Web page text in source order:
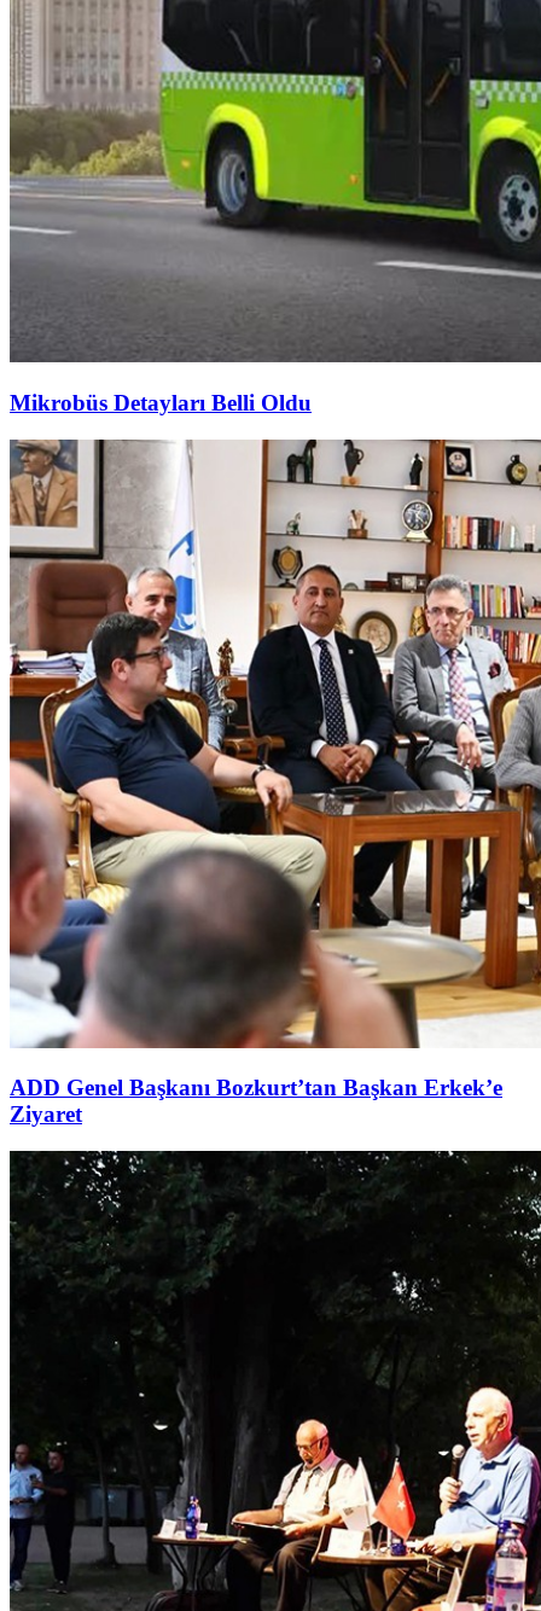
Mikrobüs Detayları Belli Oldu
ADD Genel Başkanı Bozkurt’tan Başkan Erkek’e
Ziyaret